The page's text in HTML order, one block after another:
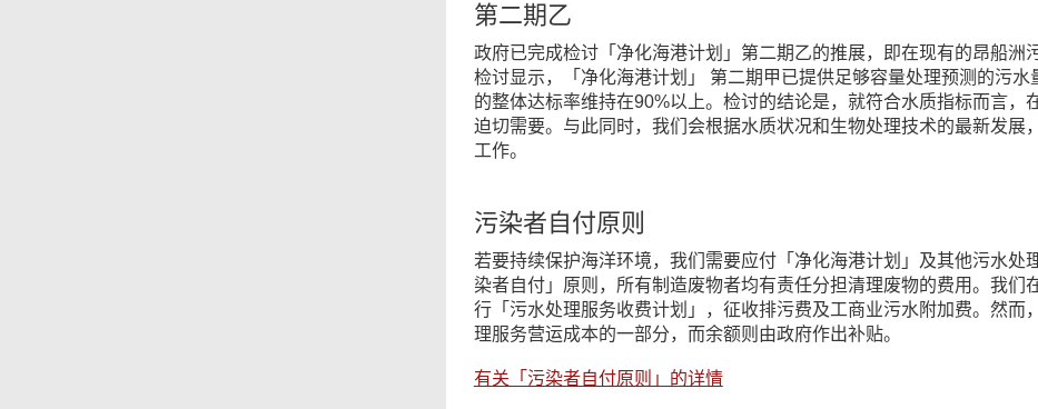
第二期乙
政府已完成检讨「净化海港计划」第二期乙的推展，即在现有的昂船洲
检讨显示，「净化海港计划」 第二期甲已提供足够容量处理预测的污
的整体达标率维持在90%以上。检讨的结论是，就符合水质指标而言，
迫切需要。与此同时，我们会根据水质状况和生物处理技术的最新发展
工作。
污染者自付原则
若要持续保护海洋环境，我们需要应付「净化海港计划」及其他污水处
染者自付」原则，所有制造废物者均有责任分担清理废物的费用。我们
行「污水处理服务收费计划」，征收排污费及工商业污水附加费。然而
理服务营运成本的一部分，而余额则由政府作出补贴。
有关「污染者自付原则」的详情